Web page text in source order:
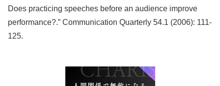
Does practicing speeches before an audience improve
performance?.” Communication Quarterly 54.1 (2006): 111-
125.